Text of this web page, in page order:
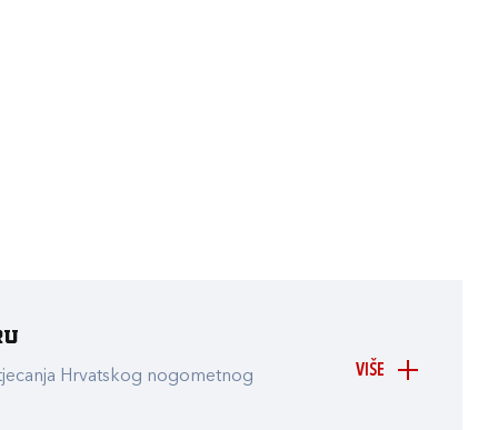
VIŠE
Hrvatskog nogometnog